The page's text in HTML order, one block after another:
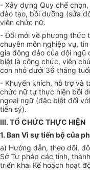
- Xây dựng Quy chế
đào tạo, bồi dưỡng (sửa
viên chức nữ.
- Đổi mới về phương thức
chuyên môn nghiệp vụ,
gia đông đảo của đội ngũ
biệt là công chức, viên
con nhỏ dưới 36 tháng tuổ
- Khuyến khích, hỗ trợ và
chức nữ tự thực hiện bồi
ngoại ngữ (đặc biệt đối
tiến sỹ).
III. TỔ CHỨC THỰC HIỆN
1. Ban Vì sự tiến bộ của
a) Hướng dẫn, theo dõi,
Sở Tư pháp các tỉnh,
triển khai Kế hoạch hoạt